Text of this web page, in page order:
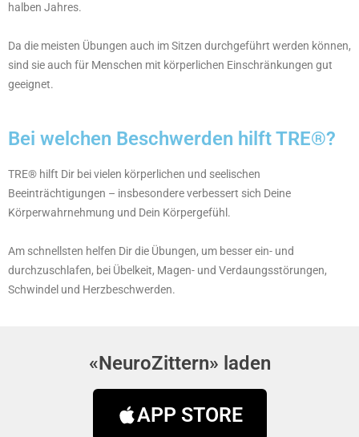
halben Jahres.
Da die meisten Übungen auch im Sitzen durchgeführt werden können,
sind sie auch für Menschen mit körperlichen Einschränkungen gut
geeignet.
Bei welchen Beschwerden hilft TRE®?
TRE® hilft Dir bei vielen körperlichen und seelischen
Beeinträchtigungen – insbesondere verbessert sich Deine
Körperwahrnehmung und Dein Körpergefühl.
Am schnellsten helfen Dir die Übungen, um besser ein- und
durchzuschlafen, bei Übelkeit, Magen- und Verdaungsstörungen,
Schwindel und Herzbeschwerden.
«NeuroZittern» laden
APP STORE